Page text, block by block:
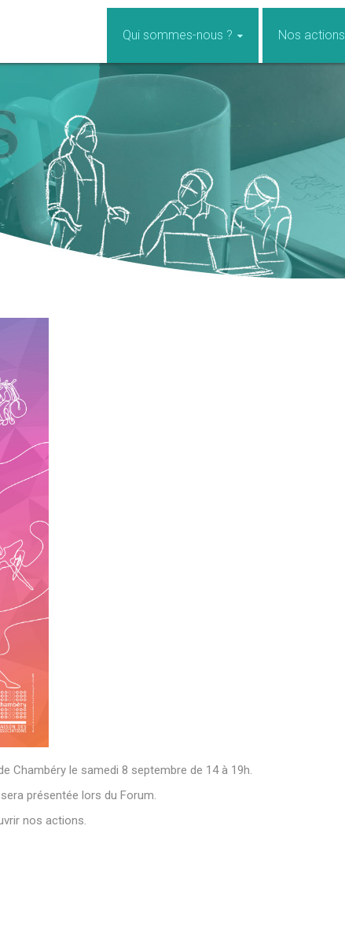
Qui sommes-nous ? Nos actions
Chambéry le samedi 8 septembre de 14 à 19h.
présentée lors du Forum.
nos actions.